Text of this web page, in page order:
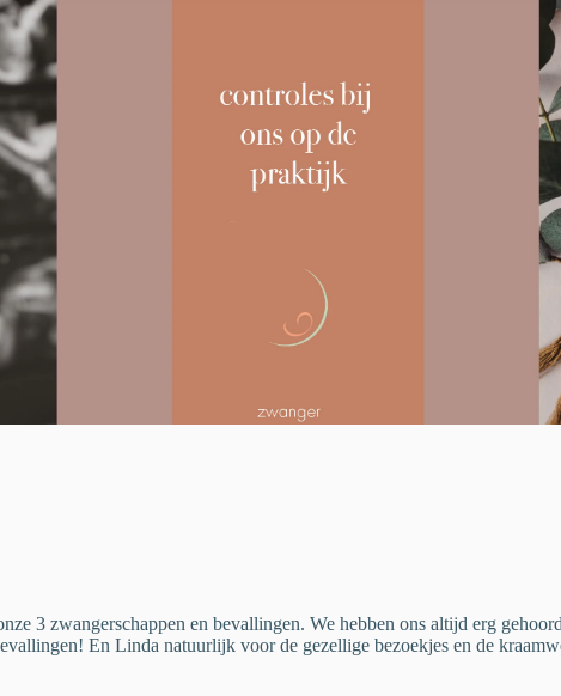
3 zwangerschappen en bevallingen. We hebben ons altijd erg
En Linda natuurlijk voor de gezellige bezoekjes en de